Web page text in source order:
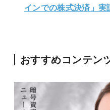
インでの株式決済」実
おすすめコンテン